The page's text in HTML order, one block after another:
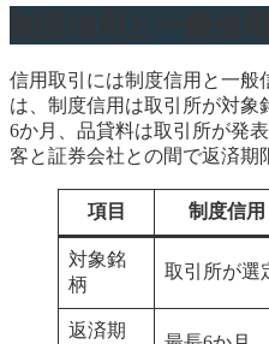
信用取引には制度信用と一般
は、制度信用は取引所が対
6か月、品貸料は取引所が発
客と証券会社との間で返済期
項目 制度信用
対象銘
柄
取引所が選
返済期